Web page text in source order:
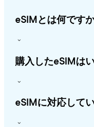
eSIMとは何です
購入したeSIMは
eSIMに対応して